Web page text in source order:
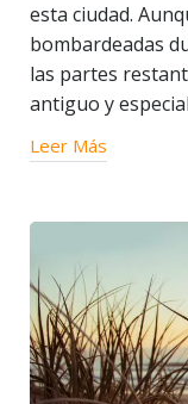
esta ciudad.
bombardeadas
las partes
antiguo y
Leer Más